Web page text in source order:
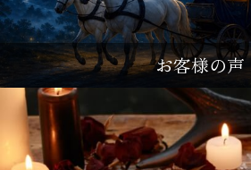
お客様の声